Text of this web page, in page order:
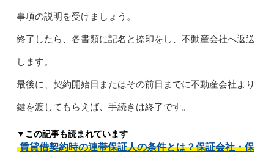
事項の説明を受けましょう。
終了したら、各書類に記名と捺印をし、不動産会社へ返送
します。
最後に、契約開始日またはその前日までに不動産会社より
鍵を渡してもらえば、手続きは終了です。
▼この記事も読まれています
賃貸借契約時の連帯保証人の条件とは？保証会社・保